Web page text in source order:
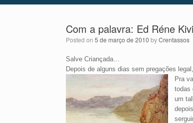
Com a palavra: Ed Réne
Posted on 5 de março de 2010 byCrentassos
Salve Criançada…
Depois de alguns dias sem pregações
Pra
todas
um